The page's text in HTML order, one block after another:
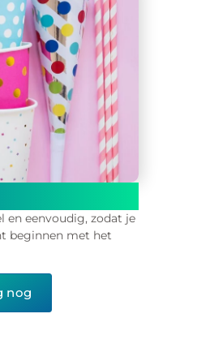
en eenvoudig, zodat je
beginnen met het
nog